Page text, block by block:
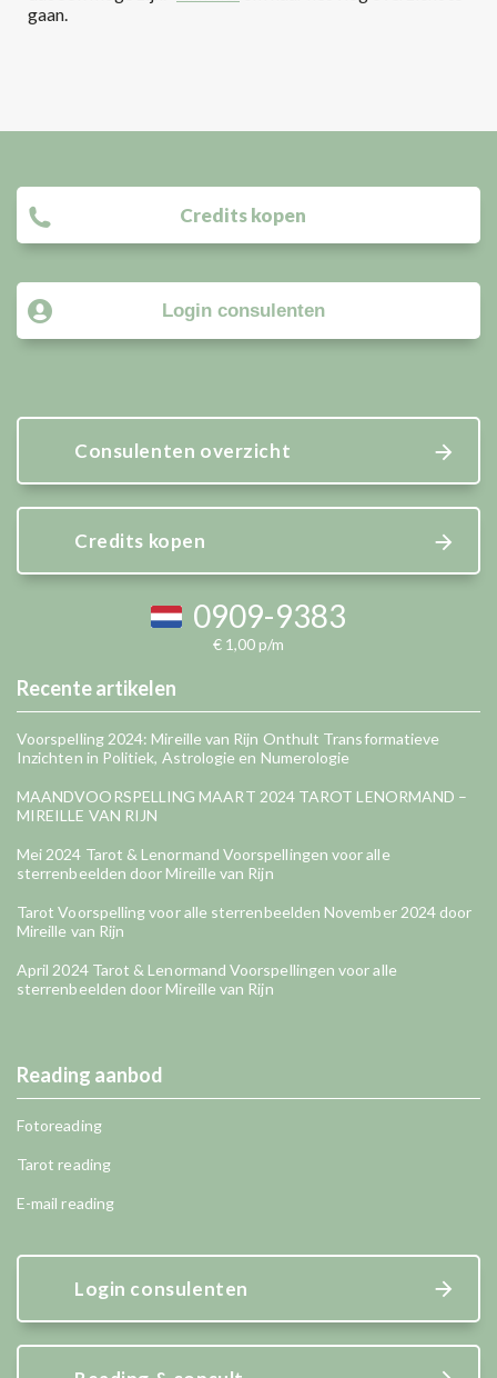
gaan.
Credits kopen
Login consulenten
Consulenten overzicht
Credits kopen
0909-9383
€ 1,00 p/m
Recente artikelen
Voorspelling 2024: Mireille van Rijn Onthult Transformatieve
Inzichten in Politiek, Astrologie en Numerologie
MAANDVOORSPELLING MAART 2024 TAROT LENORMAND –
MIREILLE VAN RIJN
Mei 2024 Tarot & Lenormand Voorspellingen voor alle
sterrenbeelden door Mireille van Rijn
Tarot Voorspelling voor alle sterrenbeelden November 2024 door
Mireille van Rijn
April 2024 Tarot & Lenormand Voorspellingen voor alle
sterrenbeelden door Mireille van Rijn
Reading aanbod
Fotoreading
Tarot reading
E-mail reading
Login consulenten